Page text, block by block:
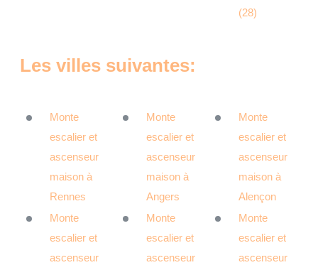
(28)
Les villes suivantes:
Monte
escalier et
ascenseur
maison à
Rennes
Monte
escalier et
ascenseur
Monte
escalier et
ascenseur
maison à
Angers
Monte
escalier et
ascenseur
Monte
escalier et
ascenseur
maison à
Alençon
Monte
escalier et
ascenseur